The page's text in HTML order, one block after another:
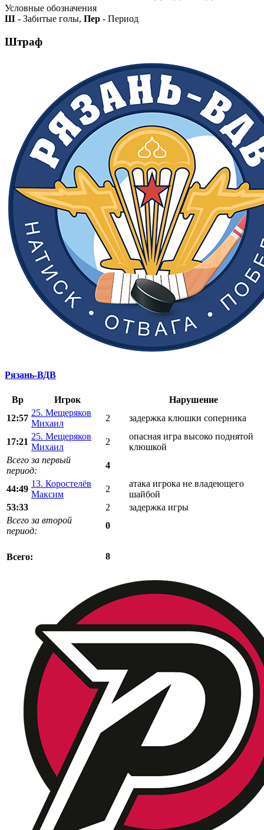
Условные обозначения
Ш - Забитые голы, Пер - Период
Штраф
Рязань-ВДВ
Вр Игрок
Нарушение
12:57
25. Мещеряков
Михаил
2 задержка клюшки соперника
17:21
25. Мещеряков
Михаил
2
опасная игра высоко поднятой
клюшкой
Всего за первый
период:
4
44:49
13. Коростелёв
Максим
2
атака игрока не владеющего
шайбой
53:33
2
задержка игры
Всего за второй
период:
0
Всего: 8